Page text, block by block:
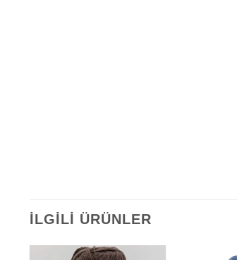
İLGILI ÜRÜNLER